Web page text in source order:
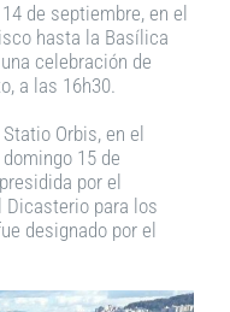
de septiembre, en el
hasta la Basílica
celebración de
a las 16h30.
Orbis, en el
15 de
por el
Dicasterio para los
designado por el